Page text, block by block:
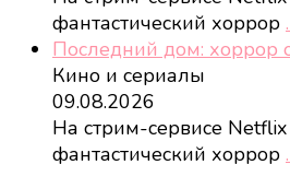
фантастический хоррор
Последний дом: хоррор
Кино и сериалы
09.08.2026
На стрим-сервисе
фантастический хоррор